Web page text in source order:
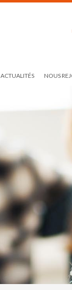
ACTUALITÉS NOUS